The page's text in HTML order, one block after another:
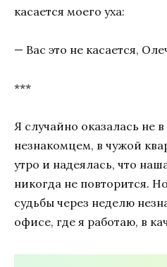
касается моего уха:
— Вас это не касается,
***
Я случайно оказалась не
незнакомцем, в чужой
утро и надеялась, что
никогда не повторится.
судьбы через неделю
офисе, где я работаю, в